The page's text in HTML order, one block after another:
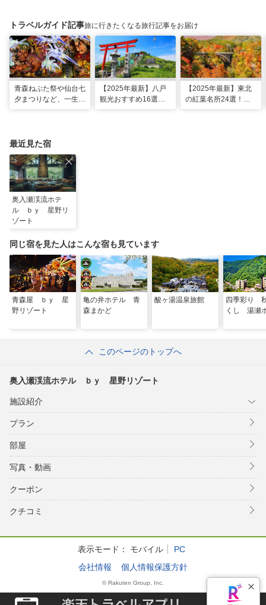
トラベルガイド記事旅に行きたくなる旅行記事をお届け
青森ねぶた祭や仙台七
夕まつりなど、一生に
【2025年最新】八戸
観光おすすめ16選！
【2025年最新】東北
の紅葉名所24選！見
最近見た宿
奥入瀬渓流ホテ
ル ｂｙ 星野リ
ゾート
同じ宿を見た人はこんな宿も見ています
青森屋 ｂｙ 星
野リゾート
亀の井ホテル 青
森まかど
酸ヶ湯温泉旅館
四季彩り
くし 湯瀬
このページのトップへ
奥入瀬渓流ホテル ｂｙ 星野リゾート
施設紹介
プラン
部屋
写真・動画
クーポン
クチコミ
表示モード： モバイル
PC
会社情報
個人情報保護方針
© Rakuten Group, Inc.